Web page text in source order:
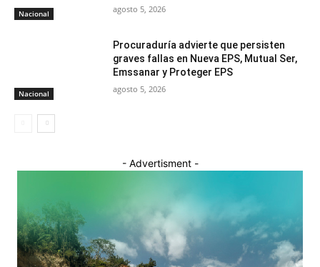
Nacional agosto 5, 2026
Nacional
Procuraduría advierte que persisten
graves fallas en Nueva EPS, Mutual Ser,
Emssanar y Proteger EPS
agosto 5, 2026
- Advertisment -